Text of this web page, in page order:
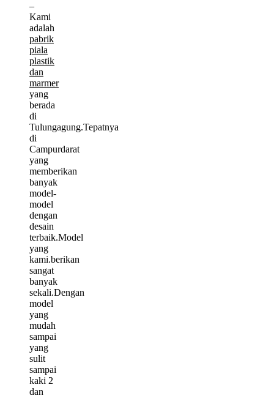
–
Kami
adalah
pabrik
piala
plastik
dan
marmer
yang
berada
di
Tulungagung.Tepatnya
di
Campurdarat
yang
memberikan
banyak
model-
model
dengan
desain
terbaik.Model
yang
kami.berikan
sangat
banyak
sekali.Dengan
model
yang
mudah
sampai
yang
sulit
sampai
kaki 2
dan